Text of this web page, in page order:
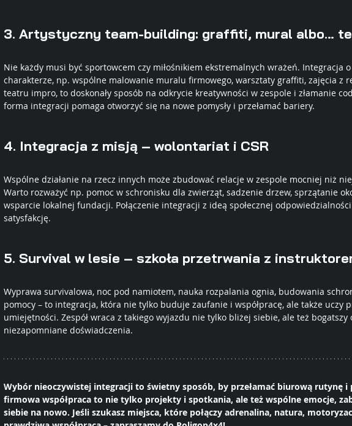
3. Artystyczny team-building: graffiti, mural albo…
Nie każdy musi być sportowcem czy miłośnikiem ekstremalnych wrażeń. Integracja
charakterze, np. wspólne malowanie muralu firmowego, warsztaty graffiti, zajęcia z
teatru impro, to doskonały sposób na odkrycie kreatywności w zespole i złamanie
forma integracji pomaga otworzyć się na nowe pomysły i przełamać bariery.
4. Integracja z misją – wolontariat i CSR
Wspólne działanie na rzecz innych może zbudować relacje w zespole mocniej niż
Warto rozważyć np. pomoc w schronisku dla zwierząt, sadzenie drzew, sprzątanie
wsparcie lokalnej fundacji. Połączenie integracji z ideą społecznej
satysfakcję.
5. Survival w lesie – szkoła przetrwania z
Wyprawa survivalowa, noc pod namiotem, nauka rozpalania ognia, budowania
pomocy – to integracja, która nie tylko buduje zaufanie i współpracę, ale także uczy
umiejętności. Zespół wraca z takiego wyjazdu nie tylko bliżej siebie, ale też bogatszy
niezapomniane doświadczenia.
Wybór nieoczywistej integracji to świetny sposób, by przełamać biurową rutynę i
firmowa współpraca to nie tylko projekty i spotkania, ale też wspólne emocje,
siebie na nowo. Jeśli szukasz miejsca, które połączy adrenalina, natura,